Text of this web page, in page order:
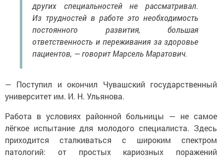
других специальностей не рассматривал.
Из трудностей в работе это необходимость
постоянного развития, большая
ответственность и переживания за здоровье
пациентов, — говорит Марсель Маратович.
— Поступил и окончил Чувашский государственный
университет им. И. Н. Ульянова.
Работа в условиях районной больницы — не самое
лёгкое испытание для молодого специалиста. Здесь
приходится сталкиваться с широким спектром
патологий: от простых кариозных поражений